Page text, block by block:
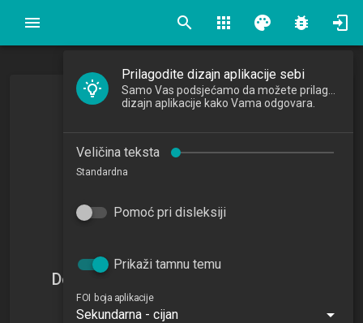
search apps palette bug_report
Doc. dr. sc. Ivana Dvorski Lacković
Docentica
Prilagodite dizajn aplikacije sebi
dizajn aplikacije kako Vama odgovara.
Veličina teksta
Standardna
Pomoć pri disleksiji
Prikaži tamnu temu
FOI boja aplikacije
Sekundarna - cijan